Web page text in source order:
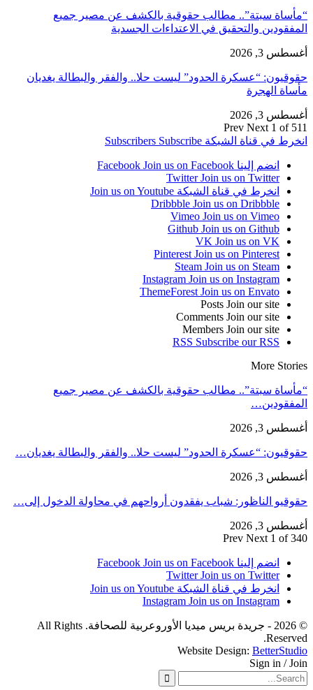
“مأساة سبتة”.. مطالب حقوقية بالكشف عن مصير جميع
المفقودين والتحقيق في الاعتداءات الجسدية
أغسطس 3, 2026
حقوقيون: “عسكرة الحدود” ليست حلا.. والفقر والبطالة يغديان
مأساة الهجرة
أغسطس 3, 2026
Prev Next 1 of 511
انخرط في قناة الشبكة
Subscribers Subscribe
انضم إلينا Facebook Join us on Facebook
Twitter Join us on Twitter
انخرط في قناة الشبكة Join us on Youtube
Dribbble Join us on Dribbble
Vimeo Join us on Vimeo
Github Join us on Github
VK Join us on VK
Pinterest Join us on Pinterest
Steam Join us on Steam
Instagram Join us on Instagram
ThemeForest Join us on Envato
Posts Join our site
Comments Join our site
Members Join our site
RSS Subscribe our RSS
More Stories
“مأساة سبتة”.. مطالب حقوقية بالكشف عن مصير جميع
المفقودين…
أغسطس 3, 2026
حقوقيون: “عسكرة الحدود” ليست حلا.. والفقر والبطالة يغديان…
أغسطس 3, 2026
حقوقيو الناظور: شباب يفقدون أرواحهم في محاولة الدخول إلى…
أغسطس 3, 2026
Prev Next 1 of 340
انضم إلينا Facebook Join us on Facebook
Twitter Join us on Twitter
انخرط في قناة الشبكة Join us on Youtube
Instagram Join us on Instagram
© 2026 - جريدة بريس ميديا الأوروعربية للصحافة. All Rights
Reserved.
Website Design: BetterStudio
Sign in / Join